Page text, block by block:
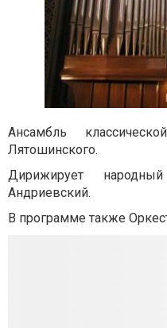
Ансамбль
Лятошинского.
Дирижирует
Андриевский.
В программе также